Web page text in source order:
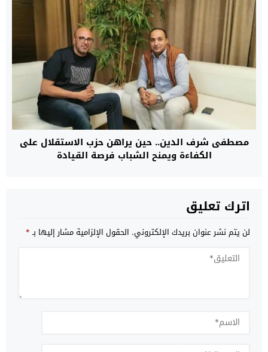
مصطفى شرف الدين.. حين يراهن حزب الاستقلال على
الكفاءة ويمنح الشباب فرصة القيادة
اترك تعليق
لن يتم نشر عنوان بريدك الإلكتروني. الحقول الإلزامية مشار إليها بـ*